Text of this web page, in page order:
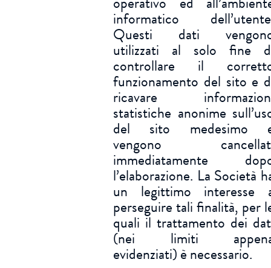
informatico
Questi dati
utilizzati al solo fine
controllare il
funzionamento del sito e
ricavare
statistiche anonime
del sito medesimo
vengono
immediatamente
l’elaborazione. La Società
un legittimo interesse
perseguire tali finalità, per
quali il trattamento dei
(nei limiti
evidenziati) è necessario.